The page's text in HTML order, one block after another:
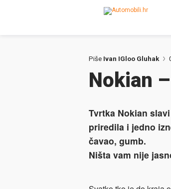
Piše Ivan IGloo Gluhak
Nokian
Tvrtka Nokian
priredila i jedno
čavao, gumb.
Ništa vam nije